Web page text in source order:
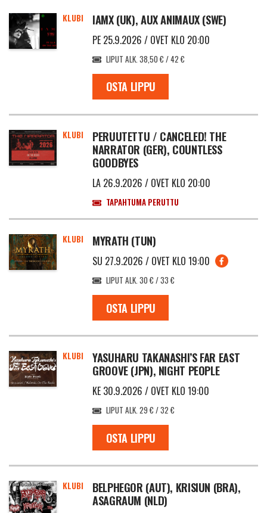
KLUBI IAMX (UK), AUX ANIMAUX (SWE)
PE 25.9.2026 / OVET KLO 20:00
LIPUT ALK. 38,50 € / 42 €
OSTA LIPPU
KLUBI
PERUUTETTU / CANCELED! THE
NARRATOR (GER), COUNTLESS
GOODBYES
LA 26.9.2026 / OVET KLO 20:00
TAPAHTUMA PERUTTU
KLUBI MYRATH (TUN)
SU 27.9.2026 / OVET KLO 19:00
LIPUT ALK. 30 € / 33 €
OSTA LIPPU
KLUBI
YASUHARU TAKANASHI’S FAR EAST
GROOVE (JPN), NIGHT PEOPLE
KE 30.9.2026 / OVET KLO 19:00
LIPUT ALK. 29 € / 32 €
OSTA LIPPU
KLUBI
BELPHEGOR (AUT), KRISIUN (BRA),
ASAGRAUM (NLD)